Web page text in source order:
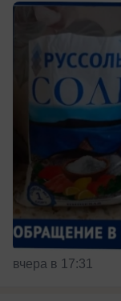
вчера в 17:31